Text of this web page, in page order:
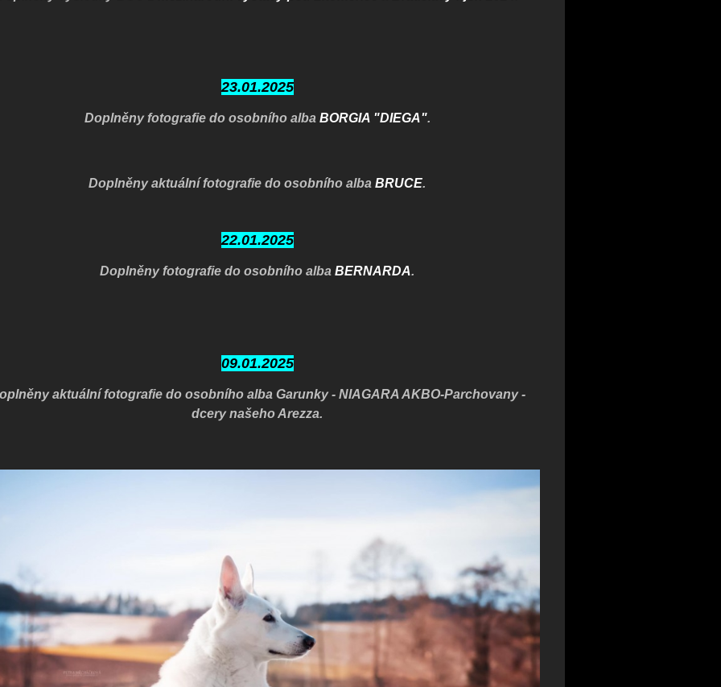
23.01.2025
Doplněny fotografie do osobního alba BORGIA "DIEGA".
Doplněny aktuální fotografie do osobního alba BRUCE.
22.01.2025
Doplněny fotografie do osobního alba BERNARDA.
09.01.2025
aktuální fotografie do osobního alba Garunky - NIAGARA AKBO-Parchovany -
dcery našeho Arezza.